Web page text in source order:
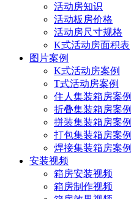
活动房知识
活动板房价格
活动房尺寸规格
K式活动房面积表
图片案例
K式活动房案例
T式活动房案例
住人集装箱房案例
折叠集装箱房案例
拼装集装箱房案例
打包集装箱房案例
焊接集装箱房案例
安装视频
箱房安装视频
箱房制作视频